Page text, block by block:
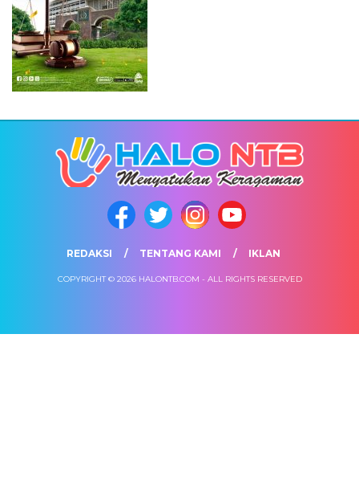
REDAKSI TENTANG KAMI IKLAN
COPYRIGHT © 2026 HALONTB.COM - ALL RIGHTS RESERVED